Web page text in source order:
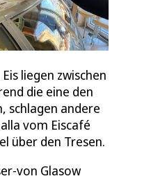
liegen zwischen
die eine den
schlagen andere
vom Eiscafé
über den Tresen.
von Glasow